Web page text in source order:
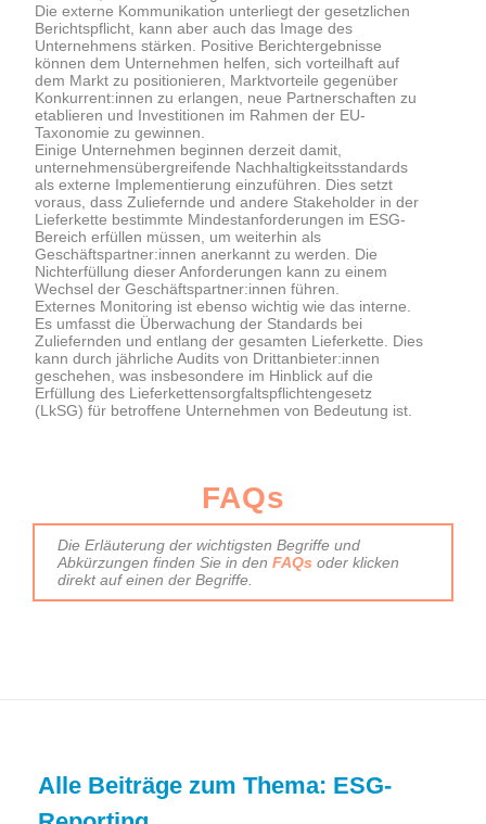
Die externe Kommunikation unterliegt der gesetzlichen
Berichtspflicht, kann aber auch das Image des
Unternehmens stärken. Positive Berichtergebnisse
können dem Unternehmen helfen, sich vorteilhaft auf
dem Markt zu positionieren, Marktvorteile gegenüber
Konkurrent:innen zu erlangen, neue Partnerschaften zu
etablieren und Investitionen im Rahmen der EU-
Taxonomie zu gewinnen.
Einige Unternehmen beginnen derzeit damit,
unternehmensübergreifende Nachhaltigkeitsstandards
als externe Implementierung einzuführen. Dies setzt
voraus, dass Zuliefernde und andere Stakeholder in der
Lieferkette bestimmte Mindestanforderungen im ESG-
Bereich erfüllen müssen, um weiterhin als
Geschäftspartner:innen anerkannt zu werden. Die
Nichterfüllung dieser Anforderungen kann zu einem
Wechsel der Geschäftspartner:innen führen.
Externes Monitoring ist ebenso wichtig wie das interne.
Es umfasst die Überwachung der Standards bei
Zuliefernden und entlang der gesamten Lieferkette. Dies
kann durch jährliche Audits von Drittanbieter:innen
geschehen, was insbesondere im Hinblick auf die
Erfüllung des Lieferkettensorgfaltspflichtengesetz
(LkSG) für betroffene Unternehmen von Bedeutung ist.
FAQs
Die Erläuterung der wichtigsten Begriffe und
Abkürzungen finden Sie in den FAQs oder klicken
direkt auf einen der Begriffe.
Alle Beiträge zum Thema: ESG-